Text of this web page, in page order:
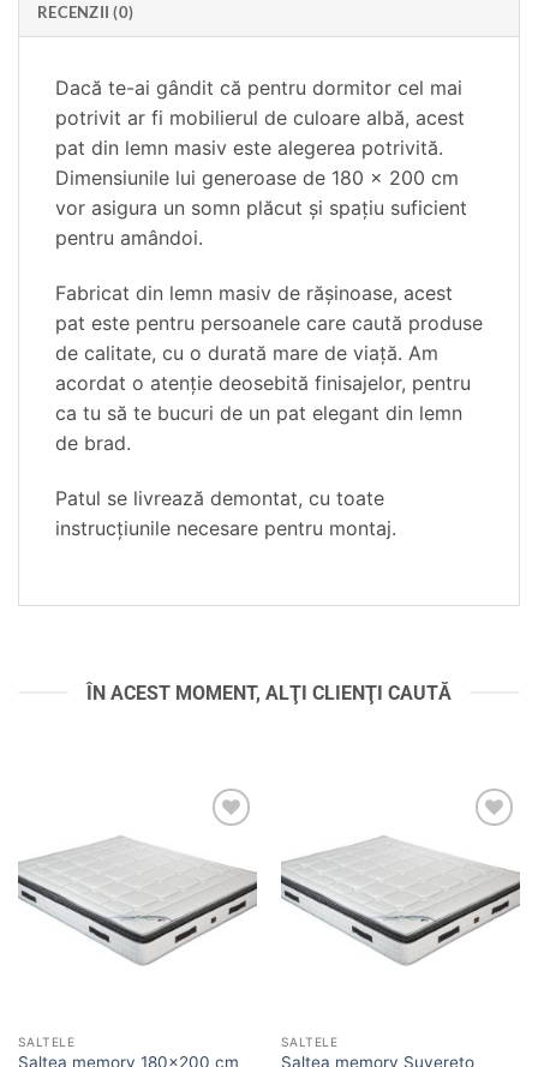
RECENZII (0)
Dacă te-ai gândit că pentru dormitor cel mai
potrivit ar fi mobilierul de culoare albă, acest
pat din lemn masiv este alegerea potrivită.
Dimensiunile lui generoase de 180 x 200 cm
vor asigura un somn plăcut şi spaţiu suficient
pentru amândoi.
Fabricat din lemn masiv de răşinoase, acest
pat este pentru persoanele care caută produse
de calitate, cu o durată mare de viaţă. Am
acordat o atenţie deosebită finisajelor, pentru
ca tu să te bucuri de un pat elegant din lemn
de brad.
Patul se livrează demontat, cu toate
instrucţiunile necesare pentru montaj.
ÎN ACEST MOMENT, ALŢI CLIENŢI CAUTĂ
în
SALTELE
Saltea memory 180×200 cm
în
SALTELE
Saltea memory Suvereto